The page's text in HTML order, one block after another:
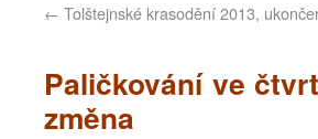
← Tolštejnské krasodění 2013,
Paličkování ve
změna